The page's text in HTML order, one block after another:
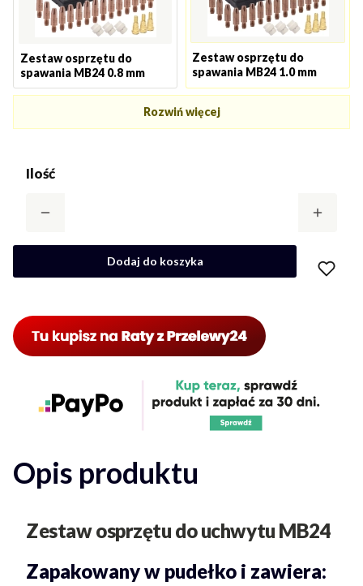
Zestaw osprzętu do
spawania MB24 0.8 mm
Zestaw osprzętu do
spawania MB24 1.0 mm
Rozwiń więcej
Ilość
Dodaj do koszyka
Opis produktu
Zestaw osprzętu do uchwytu MB24
Zapakowany w pudełko i zawiera: